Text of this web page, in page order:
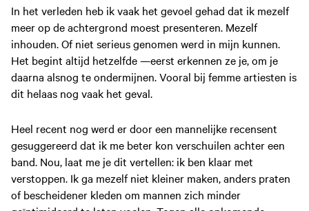
In het verleden heb ik vaak het gevoel gehad dat ik mezelf
meer op de achtergrond moest presenteren. Mezelf
inhouden. Of niet serieus genomen werd in mijn kunnen.
Het begint altijd hetzelfde —eerst erkennen ze je, om je
daarna alsnog te ondermijnen. Vooral bij femme artiesten is
dit helaas nog vaak het geval.
Heel recent nog werd er door een mannelijke recensent
gesuggereerd dat ik me beter kon verschuilen achter een
band. Nou, laat me je dit vertellen: ik ben klaar met
verstoppen. Ik ga mezelf niet kleiner maken, anders praten
of bescheidener kleden om mannen zich minder